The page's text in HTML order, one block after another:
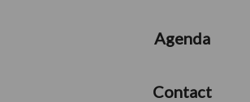
Agenda
Contact